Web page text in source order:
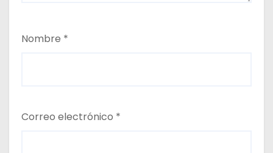
Nombre *
Correo electrónico *